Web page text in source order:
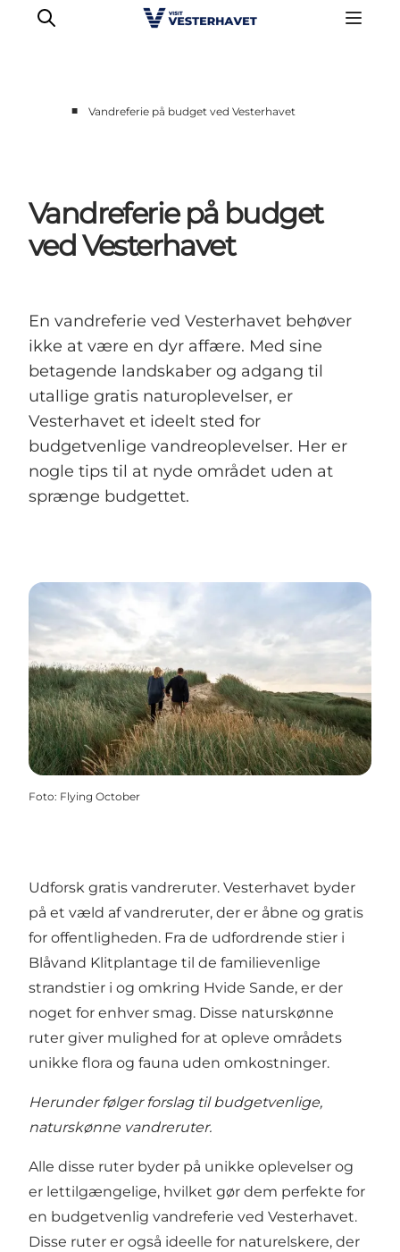
Vores Byer
Mad & Overnatning
Køb billet
■ Vandreferie på budget ved Vesterhavet
Vandreferie på budget
ved Vesterhavet
En vandreferie ved Vesterhavet behøver
ikke at være en dyr affære. Med sine
betagende landskaber og adgang til
utallige gratis naturoplevelser, er
Vesterhavet et ideelt sted for
budgetvenlige vandreoplevelser. Her er
nogle tips til at nyde området uden at
sprænge budgettet.
Foto: Flying October
Udforsk gratis vandreruter. Vesterhavet byder
på et væld af vandreruter, der er åbne og gratis
for offentligheden. Fra de udfordrende stier i
Blåvand Klitplantage til de familievenlige
strandstier i og omkring Hvide Sande, er der
noget for enhver smag. Disse naturskønne
ruter giver mulighed for at opleve områdets
unikke flora og fauna uden omkostninger.
Herunder følger forslag til budgetvenlige,
naturskønne vandreruter.
Alle disse ruter byder på unikke oplevelser og
er lettilgængelige, hvilket gør dem perfekte for
en budgetvenlig vandreferie ved Vesterhavet.
Disse ruter er også ideelle for naturelskere, der